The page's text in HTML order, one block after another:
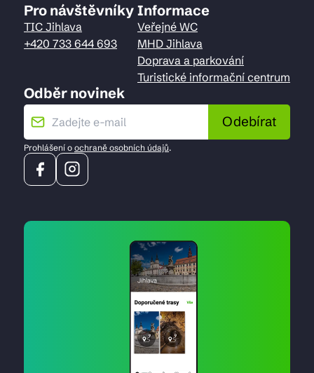
Pro návštěvníky
TIC Jihlava
+420 733 644 693
Informace
Veřejné WC
MHD Jihlava
Doprava a parkování
Turistické informační centrum
Odběr novinek
Odebírat
Prohlášení o ochraně osobních údajů.